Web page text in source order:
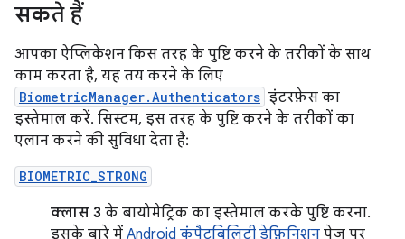
सकते हैं
आपका ऐप्लिकेशन किस तरह के पुष्टि करने के तरीकों के साथ
काम करता है, यह तय करने के लिए
BiometricManager.Authenticators इंटरफ़ेस का
इस्तेमाल करें. सिस्टम, इस तरह के पुष्टि करने के तरीकों का
एलान करने की सुविधा देता है:
BIOMETRIC_STRONG
क्लास 3 के बायोमेट्रिक का इस्तेमाल करके पुष्टि करना.
इसके बारे में Android कंपैटबिलिटी डेफ़िनिशन पेज पर